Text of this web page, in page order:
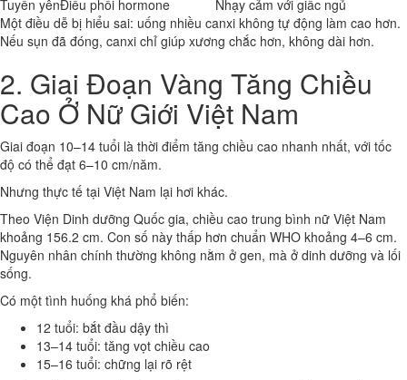
Tuyến yênĐiều phối hormone
Nhạy cảm với giấc ngủ
Một điều dễ bị hiểu sai: uống nhiều canxi không tự động làm cao hơn.
Nếu sụn đã đóng, canxi chỉ giúp xương chắc hơn, không dài hơn.
2. Giai Đoạn Vàng Tăng Chiều
Cao Ở Nữ Giới Việt Nam
Giai đoạn 10–14 tuổi là thời điểm tăng chiều cao nhanh nhất, với tốc
độ có thể đạt 6–10 cm/năm.
Nhưng thực tế tại Việt Nam lại hơi khác.
Theo Viện Dinh dưỡng Quốc gia, chiều cao trung bình nữ Việt Nam
khoảng 156.2 cm. Con số này thấp hơn chuẩn WHO khoảng 4–6 cm.
Nguyên nhân chính thường không nằm ở gen, mà ở dinh dưỡng và lối
sống.
Có một tình huống khá phổ biến:
12 tuổi: bắt đầu dậy thì
13–14 tuổi: tăng vọt chiều cao
15–16 tuổi: chững lại rõ rệt